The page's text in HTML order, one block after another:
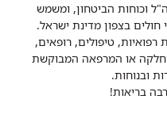
תושבים, צה"ל וכוחות הביטחון, ומשמש
טיפולים, רופאים,
או המרפאה המבוקשת
ובנוחות.
בריאות!